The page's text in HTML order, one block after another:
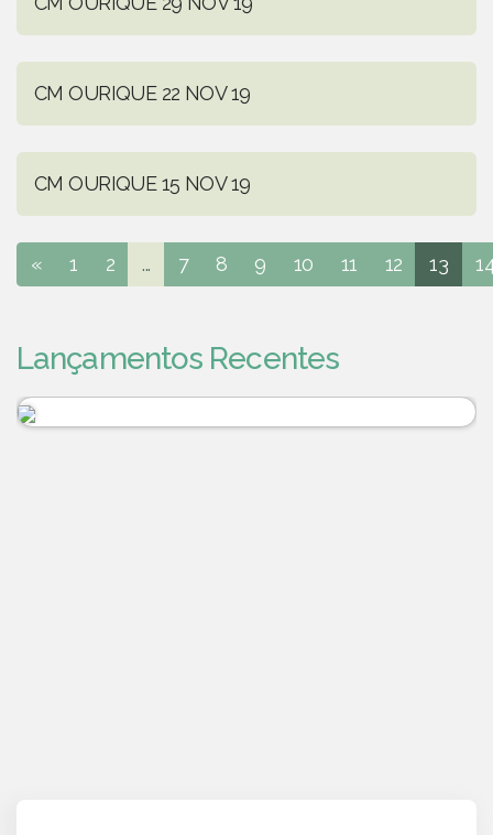
CM OURIQUE 22 NOV 19
CM OURIQUE 15 NOV 19
« 1 2 ... 7 8 9 10 11 12 13
Lançamentos Recentes